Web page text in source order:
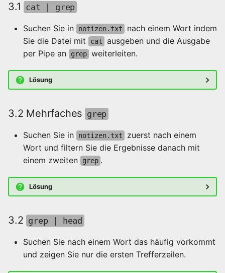
3.1 cat | grep
Suchen Sie in notizen.txt
nach einem Wort indem
Sie die Datei mit
cat
ausgeben und die Ausgabe
per Pipe an
grep weiterleiten.
Lösung
3.2 Mehrfaches grep
Suchen Sie in notizen.txt
zuerst nach einem
Wort und filtern Sie die Ergebnisse danach mit
einem zweiten
grep .
Lösung
3.2 grep | head
Suchen Sie nach einem Wort das häufig vorkommt
und zeigen Sie nur die ersten Trefferzeilen.